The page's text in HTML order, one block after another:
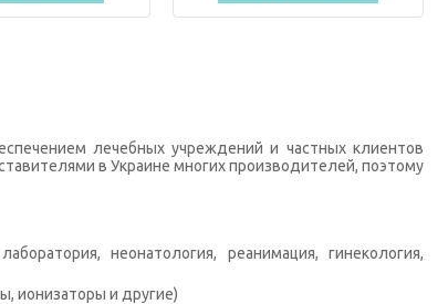
лечебных учреждений и частных клиентов
в Украине многих производителей, поэтому
неонатология, реанимация, гинекология,
ионизаторы и другие)